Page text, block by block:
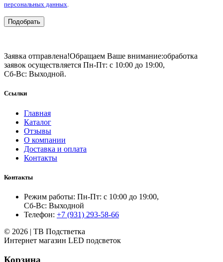
персональных данных.
Подобрать
Заявка отправлена!Обращаем Ваше внимание:обработка
заявок осуществляется Пн-Пт: с 10:00 до 19:00,
Сб-Вс: Выходной.
Ссылки
Главная
Каталог
Отзывы
О компании
Доставка и оплата
Контакты
Контакты
Режим работы: Пн-Пт: с 10:00 до 19:00,
Сб-Вс: Выходной
Телефон: +7 (931) 293-58-66
© 2026 | ТВ Подстветка
Интернет магазин LED подсветок
Корзина